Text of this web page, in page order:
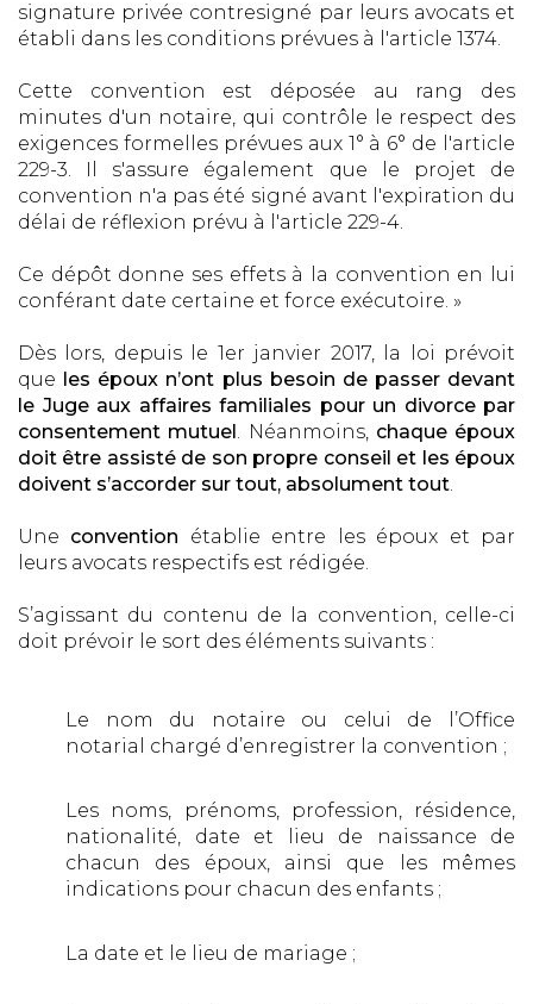
signature privée contresigné par leurs avocats et
établi dans les conditions prévues à l'article 1374.
Cette convention est déposée au rang des
minutes d'un notaire, qui contrôle le respect des
exigences formelles prévues aux 1° à 6° de l'article
229-3. Il s'assure également que le projet de
convention n'a pas été signé avant l'expiration du
délai de réflexion prévu à l'article 229-4.
Ce dépôt donne ses effets à la convention en lui
conférant date certaine et force exécutoire. »
Dès lors, depuis le 1er janvier 2017, la loi prévoit
que
les époux n’ont plus besoin de passer devant
le Juge aux affaires familiales pour un divorce par
consentement mutuel . Néanmoins, chaque époux
doit être assisté de son propre conseil et les époux
doivent s’accorder sur tout, absolument tout.
Une convention établie entre les époux et par
leurs avocats respectifs est rédigée.
S’agissant du contenu de la convention, celle-ci
doit prévoir le sort des éléments suivants :
Le nom du notaire ou celui de l’Office
notarial chargé d’enregistrer la convention ;
Les noms, prénoms, profession, résidence,
nationalité, date et lieu de naissance de
chacun des époux, ainsi que les mêmes
indications pour chacun des enfants ;
La date et le lieu de mariage ;